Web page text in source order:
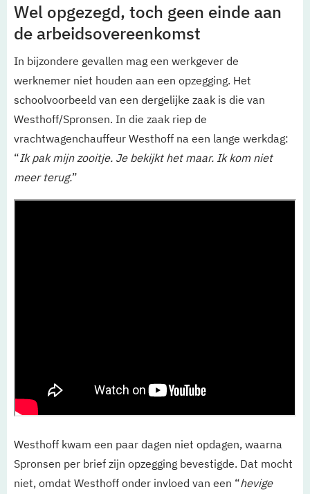
Wel opgezegd, toch geen einde aan
de arbeidsovereenkomst
In bijzondere gevallen mag een werkgever de
werknemer niet houden aan een opzegging. Het
schoolvoorbeeld van een dergelijke zaak is die van
Westhoff/Spronsen. In die zaak riep de
vrachtwagenchauffeur Westhoff na een lange werkdag:
“Ik pak mijn zooitje. Je bekijkt het maar. Ik kom niet
meer terug.”
Westhoff kwam een paar dagen niet opdagen, waarna
Spronsen per brief zijn opzegging bevestigde. Dat mocht
niet, omdat Westhoff onder invloed van een “hevige